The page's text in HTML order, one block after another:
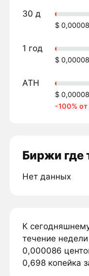
30 д
$
1 год
$
ATH
$
-100% от
Биржи где
Нет данных
К
течение
0,000086
0,698 копейка